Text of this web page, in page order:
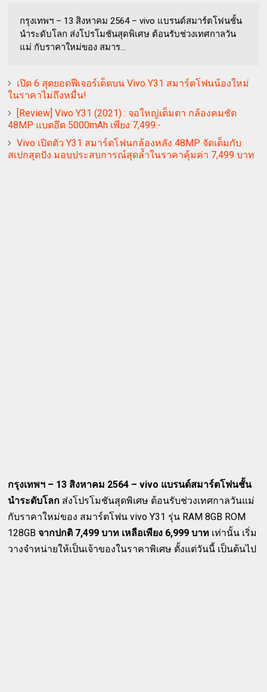
กรุงเทพฯ – 13 สิงหาคม 2564 – vivo แบรนด์สมาร์ตโฟนชั้น
นำระดับโลก ส่งโปรโมชันสุดพิเศษ ต้อนรับช่วงเทศกาลวัน
แม่ กับราคาใหม่ของ สมาร...
เปิด 6 สุดยอดฟีเจอร์เด็ดบน Vivo Y31 สมาร์ตโฟนน้องใหม่
ในราคาไม่ถึงหมื่น!
[Review] Vivo Y31 (2021) : จอใหญ่เต็มตา กล้องคมชัด
48MP แบตอึด 5000mAh เพียง 7,499.-
Vivo เปิดตัว Y31 สมาร์ตโฟนกล้องหลัง 48MP จัดเต็มกับ
สเปกสุดปัง มอบประสบการณ์สุดล้ำในราคาคุ้มค่า 7,499 บาท
กรุงเทพฯ – 13 สิงหาคม 2564 – vivo แบรนด์สมาร์ตโฟนชั้น
นำระดับโลก ส่งโปรโมชันสุดพิเศษ ต้อนรับช่วงเทศกาลวันแม่
กับราคาใหม่ของ สมาร์ตโฟน vivo Y31 รุ่น RAM 8GB ROM
128GBจากปกติ 7,499 บาท เหลือเพียง 6,999 บาท เท่านั้น เริ่ม
วางจำหน่ายให้เป็นเจ้าของในราคาพิเศษ ตั้งแต่วันนี้ เป็นต้นไป